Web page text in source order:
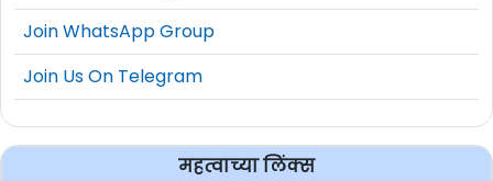
Join WhatsApp Group
Join Us On Telegram
महत्वाच्या लिंक्स